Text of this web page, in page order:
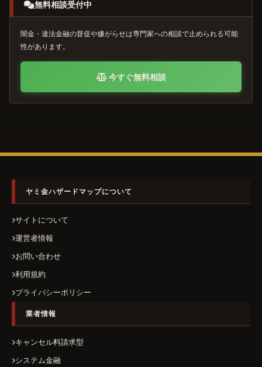
無料相談受付中
闇金・違法金融の督促や嫌がらせは専門家への相談で止められる可能
性があります。
今すぐ無料相談
ヤミ金ハザードマップについて
サイトについて
運営者情報
お問い合わせ
利用規約
プライバシーポリシー
業者情報
キャンセル料請求型
システム金融